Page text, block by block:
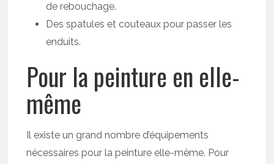
de rebouchage.
Des spatules et couteaux pour passer les
enduits.
Pour la peinture en elle-
même
Il existe un grand nombre d’équipements
nécessaires pour la peinture elle-même. Pour